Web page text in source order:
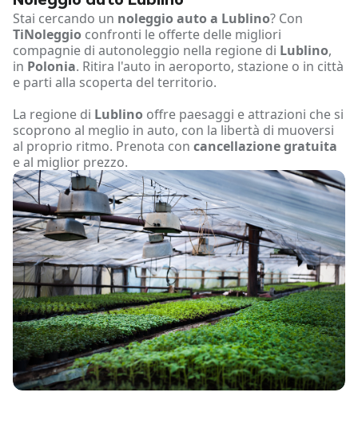
Stai cercando un noleggio auto a Lublino? Con
TiNoleggio confronti le offerte delle migliori
compagnie di autonoleggio nella regione di Lublino,
in Polonia. Ritira l'auto in aeroporto, stazione o in città
e parti alla scoperta del territorio.
La regione di Lublino offre paesaggi e attrazioni che si
scoprono al meglio in auto, con la libertà di muoversi
al proprio ritmo. Prenota con cancellazione gratuita
e al miglior prezzo.